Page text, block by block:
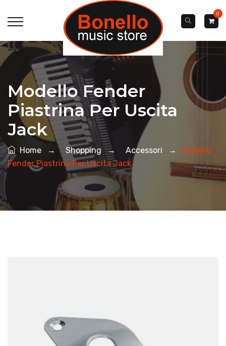
0
Modello Fender
Piastrina Per Uscita
Jack
Home → Shopping → Accessori →
Modello
Fender Piastrina Per Uscita Jack